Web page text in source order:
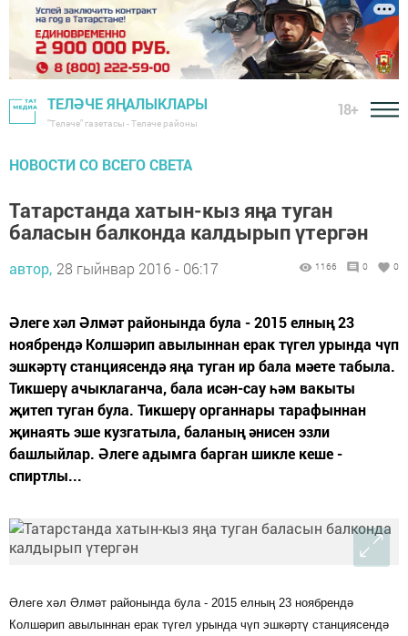
ТЕЛӘЧЕ ЯҢАЛЫКЛАРЫ
"Теләче" газетасы - Теләче районы
18+
НОВОСТИ СО ВСЕГО СВЕТА
Татарстанда хатын-кыз яңа туган
баласын балконда калдырып үтергән
автор, 28 гыйнвар 2016 - 06:17 1166 0 0
Әлеге хәл Әлмәт районында була - 2015 елның 23
ноябрендә Колшәрип авылыннан ерак түгел урында чүп
эшкәртү станциясендә яңа туган ир бала мәете табыла.
Тикшерү ачыклаганча, бала исән-сау һәм вакыты
җитеп туган була. Тикшерү органнары тарафыннан
җинаять эше кузгатыла, баланың әнисен эзли
башлыйлар. Әлеге адымга барган шикле кеше -
спиртлы...
Әлеге хәл Әлмәт районында була - 2015 елның 23 ноябрендә
Колшәрип авылыннан ерак түгел урында чүп эшкәртү станциясендә